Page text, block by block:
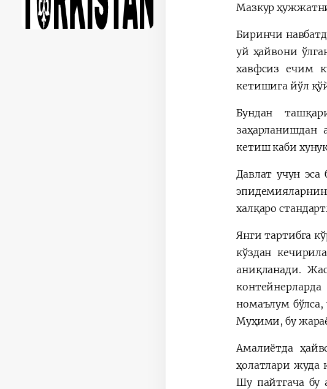
Мазкур
Биринчи
уй ҳайвони
хавфсиз ечим
кетишига йўл
Бундан
заҳарланишдан
кетиш каби
Давлат учун
халқаро
Янги тартибга
кўздан
аниқланади.
номаълум
Муҳими, бу
Амалиётда
ҳолатлари жуда
Шу пайтгача бу